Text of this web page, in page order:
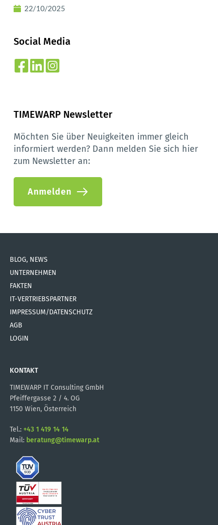
22/10/2025
Social Media
TIMEWARP Newsletter
Möchten Sie über Neuigkeiten immer gleich
informiert werden? Dann melden Sie sich hier
zum Newsletter an:
Anmelden
BLOG, NEWS
UNTERNEHMEN
FAKTEN
IT-VERTRIEBSPARTNER
IMPRESSUM/DATENSCHUTZ
AGB
LOGIN
KONTAKT
TIMEWARP IT Consulting GmbH
Pfeiffergasse 2 / 4. OG
1150 Wien, Österreich
Tel.: +43 1 419 14 14
Mail: beratung@timewarp.at